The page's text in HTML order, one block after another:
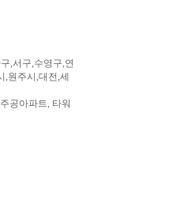
,서구,수영구,연
원주시,대전,세
공아파트, 타워